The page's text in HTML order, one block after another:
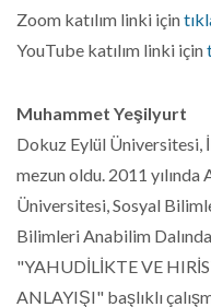
Zoom katılım linki için
YouTube katılım linki için
Muhammet Yeşilyurt
Dokuz Eylül Üniversitesi,
mezun oldu. 2011
Üniversitesi, Sosyal
Bilimleri Anabilim
"YAHUDİLİKTE VE
ANLAYIŞI" başlıklı